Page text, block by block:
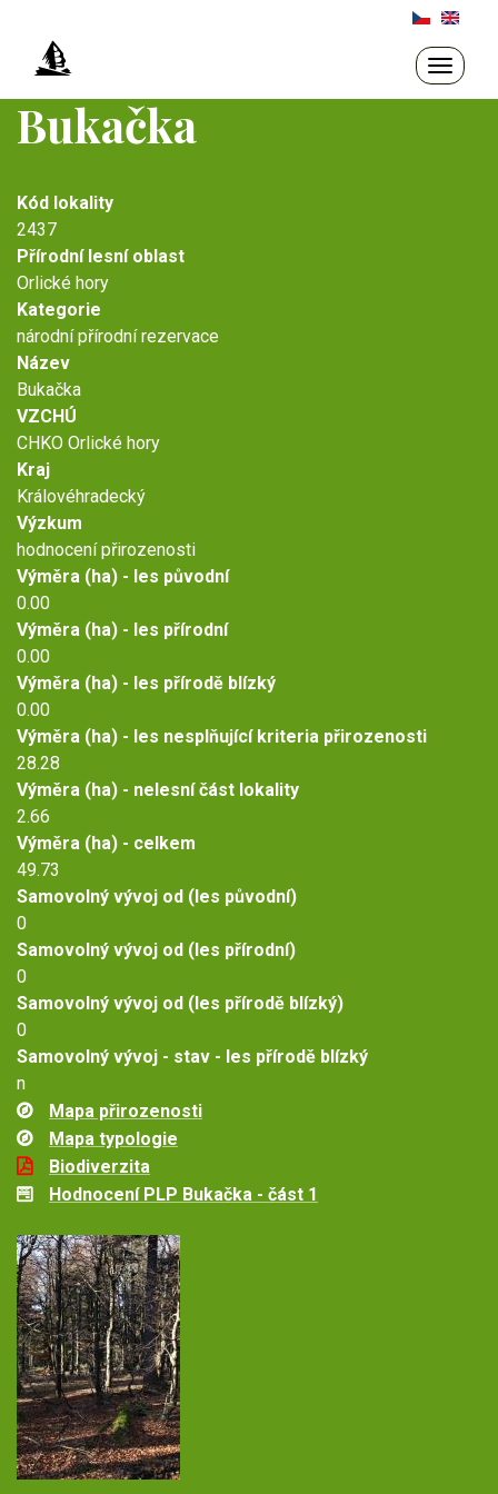
hlavnímu
Toggle
Bukačka
Kód lokality
2437
Přírodní lesní oblast
Orlické hory
Kategorie
národní přírodní rezervace
Název
Bukačka
VZCHÚ
CHKO Orlické hory
Kraj
Královéhradecký
Výzkum
hodnocení přirozenosti
Výměra (ha) - les původní
0.00
Výměra (ha) - les přírodní
0.00
Výměra (ha) - les přírodě blízký
0.00
Výměra (ha) - les nesplňující kriteria přirozenosti
28.28
Výměra (ha) - nelesní část lokality
2.66
Výměra (ha) - celkem
49.73
Samovolný vývoj od (les původní)
0
Samovolný vývoj od (les přírodní)
0
Samovolný vývoj od (les přírodě blízký)
0
Samovolný vývoj - stav - les přírodě blízký
n
Mapa přirozenosti
Mapa typologie
Biodiverzita
Hodnocení PLP Bukačka - část 1